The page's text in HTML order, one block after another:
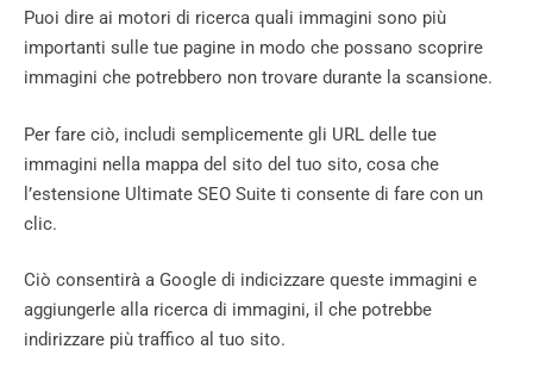
Puoi dire ai motori di ricerca quali immagini sono più
importanti sulle tue pagine in modo che possano scoprire
immagini che potrebbero non trovare durante la scansione.
Per fare ciò, includi semplicemente gli URL delle tue
immagini nella mappa del sito del tuo sito, cosa che
l’estensione Ultimate SEO Suite ti consente di fare con un
clic.
Ciò consentirà a Google di indicizzare queste immagini e
aggiungerle alla ricerca di immagini, il che potrebbe
indirizzare più traffico al tuo sito.